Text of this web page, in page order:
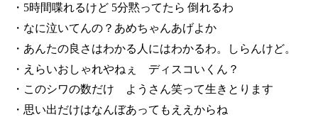
・5時間喋れるけど 5分黙ってたら 倒れるわ
・なに泣いてんの？あめちゃんあげよか
・あんたの良さはわかる人にはわかるわ。しらんけど。
・えらいおしゃれやねぇ ディスコいくん？
・このシワの数だけ ようさん笑って生きとります
・思い出だけはなんぼあってもええからね